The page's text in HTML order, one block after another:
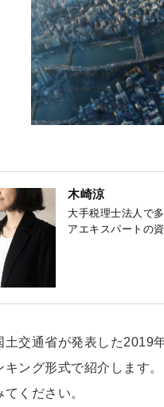
木崎涼
大手税理士法人で
アエキスパートの
土交通省が発表した2019
キング形式で紹介します
ください。